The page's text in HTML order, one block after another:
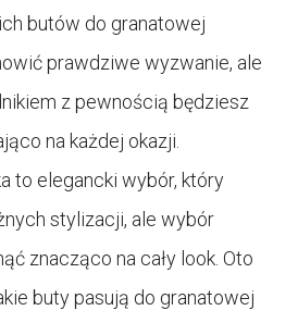
butów do granatowej
prawdziwe wyzwanie, ale
z pewnością będziesz
na każdej okazji.
to elegancki wybór, który
stylizacji, ale wybór
znacząco na cały look. Oto
buty pasują do granatowej